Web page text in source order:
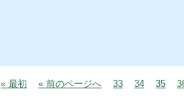
« 最初 « 前のページへ 33 34 35